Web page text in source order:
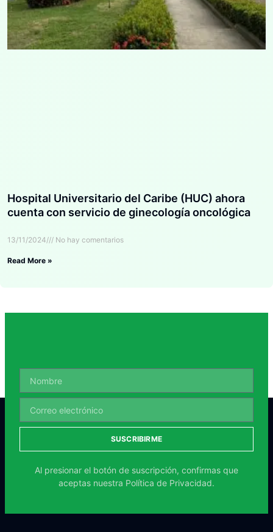
Hospital Universitario del Caribe (HUC) ahora
cuenta con servicio de ginecología oncológica
13/11/2024 No hay comentarios
Read More »
SUSCRIBIRME
Al presionar el botón de suscripción, confirmas que
aceptas nuestra Política de Privacidad.